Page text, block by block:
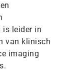
is leider in
van klinisch
imaging